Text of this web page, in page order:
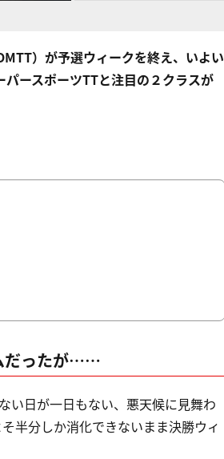
）が予選ウィークを終え、いよい
ースポーツTTと注目の２クラスが
だったが……
い日が一日もない、悪天候に見舞わ
半分しか消化できないまま決勝ウィ